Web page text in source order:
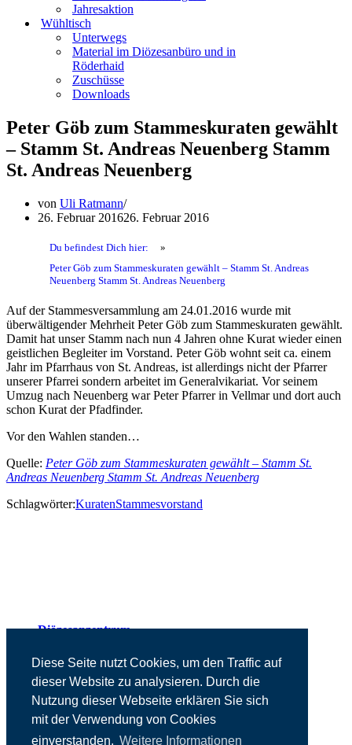
Diese Seite nutzt Cookies, um den Traffic auf
dieser Website zu analysieren. Durch die
Nutzung dieser Webseite erklären Sie sich
mit der Verwendung von Cookies
einverstanden. Weitere Informationen
Jahresaktion
Wühltisch
Unterwegs
Material im Diözesanbüro und in
Röderhaid
Zuschüsse
Downloads
Peter Göb zum Stammeskuraten gewählt
– Stamm St. Andreas Neuenberg Stamm
St. Andreas Neuenberg
von Uli Ratmann
26. Februar 201626. Februar 2016
Du befindest Dich hier:
»
Peter Göb zum Stammeskuraten gewählt – Stamm St. Andreas
Neuenberg Stamm St. Andreas Neuenberg
Auf der Stammesversammlung am 24.01.2016 wurde mit
überwältigender Mehrheit Peter Göb zum Stammeskuraten gewählt.
Damit hat unser Stamm nach nun 4 Jahren ohne Kurat wieder einen
geistlichen Begleiter im Vorstand. Peter Göb wohnt seit ca. einem
Jahr im Pfarrhaus von St. Andreas, ist allerdings nicht der Pfarrer
unserer Pfarrei sondern arbeitet im Generalvikariat. Vor seinem
Umzug nach Neuenberg war Peter Pfarrer in Vellmar und dort auch
schon Kurat der Pfadfinder.
Vor den Wahlen standen…
Quelle: Peter Göb zum Stammeskuraten gewählt – Stamm St.
Andreas Neuenberg Stamm St. Andreas Neuenberg
Schlagwörter:KuratenStammesvorstand
Diözesanzentrum
Kontakt
Datenschutz